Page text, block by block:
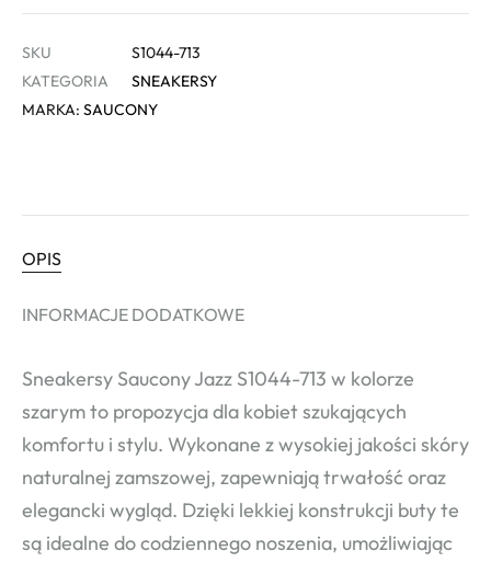
SKU
S1044-713
KATEGORIA
SNEAKERSY
MARKA: SAUCONY
OPIS
INFORMACJE DODATKOWE
Sneakersy Saucony Jazz S1044-713 w kolorze
szarym to propozycja dla kobiet szukających
komfortu i stylu. Wykonane z wysokiej jakości skóry
naturalnej zamszowej, zapewniają trwałość oraz
elegancki wygląd. Dzięki lekkiej konstrukcji buty te
są idealne do codziennego noszenia, umożliwiając